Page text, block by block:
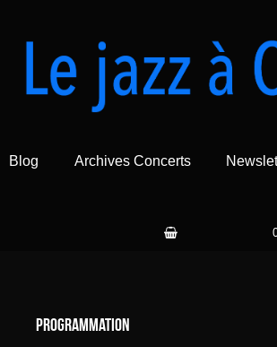
Blog Archives Concerts
Programmation